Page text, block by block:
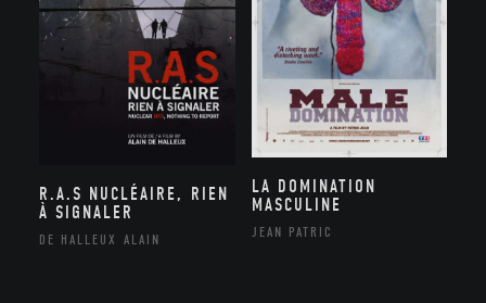
R.A.S NUCLÉAIRE, RIEN
À SIGNALER
DE HALLEUX ALAIN
LA DOMINATION
MASCULINE
JEAN PATRIC